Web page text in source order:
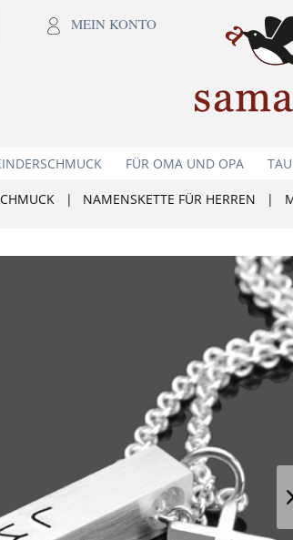
MEIN KONTO
FÜR OMA UND OPA
| NAMENSKETTE FÜR HERREN |